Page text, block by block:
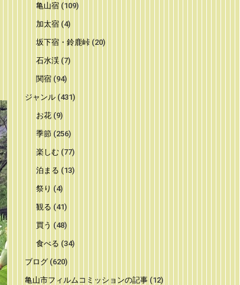
亀山宿 (109)
加太宿 (4)
坂下宿・鈴鹿峠 (20)
石水渓 (7)
関宿 (94)
ジャンル(431)
お花 (9)
季節 (256)
楽しむ (77)
泊まる (13)
祭り (4)
観る (41)
買う (48)
食べる (34)
ブログ(620)
亀山市フィルムコミッションの記事(12)